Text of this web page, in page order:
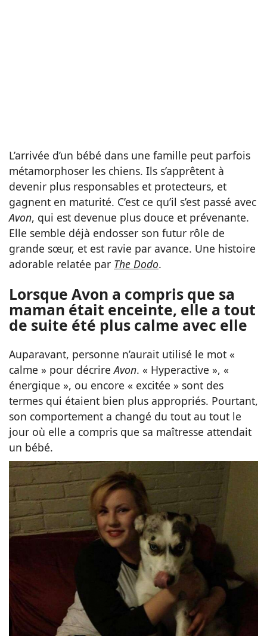
L’arrivée d’un bébé dans une famille peut parfois
métamorphoser les chiens. Ils s’apprêtent à
devenir plus responsables et protecteurs, et
gagnent en maturité. C’est ce qu’il s’est passé avec
Avon, qui est devenue plus douce et prévenante.
Elle semble déjà endosser son futur rôle de
grande sœur, et est ravie par avance. Une histoire
adorable relatée par The Dodo.
Lorsque Avon a compris que sa
maman était enceinte, elle a tout
de suite été plus calme avec elle
Auparavant, personne n’aurait utilisé le mot «
calme » pour décrireAvon. « Hyperactive », «
énergique », ou encore « excitée » sont des
termes qui étaient bien plus appropriés. Pourtant,
son comportement a changé du tout au tout le
jour où elle a compris que sa maîtresse attendait
un bébé.